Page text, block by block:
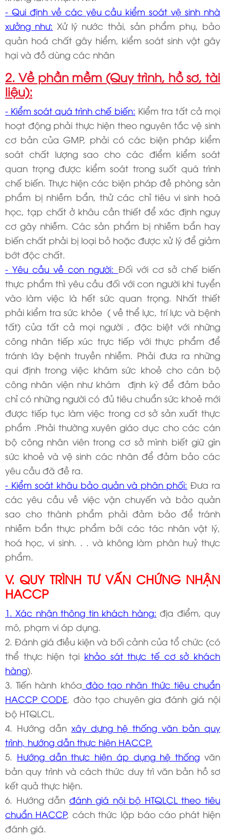
- Qui định về các yêu cầu kiểm soát vệ sinh nhà
xưởng như: Xử lý nước thải, sản phẩm phụ, bảo
quản hoá chất gây hiểm, kiểm soát sinh vật gây
hại và đồ dùng các nhân
2. Về phần mềm (Quy trình, hồ sơ, tài
liệu):
- Kiểm soát quá trình chế biến: Kiểm tra tất cả mọi
hoạt động phải thực hiện theo nguyên tắc vệ sinh
cơ bản của GMP, phải có các biện pháp kiểm
soát chất lượng sao cho các điểm kiểm soát
quan trọng được kiểm soát trong suốt quá trình
chế biến. Thực hiện các biện pháp đề phòng sản
phẩm bị nhiễm bẩn, thử các chỉ tiêu vi sinh hoá
học, tạp chất ở khâu cần thiết để xác định nguy
cơ gây nhiễm. Các sản phẩm bị nhiễm bẩn hay
biến chất phải bị loại bỏ hoặc được xử lý để giảm
bớt độc chất.
- Yêu cầu về con người: Đối với cơ sở chế biến
thực phẩm thì yêu cầu đối với con người khi tuyển
vào làm việc là hết sức quan trọng. Nhất thiết
phải kiểm tra sức khỏe ( về thể lực, trí lực và bệnh
tất) của tất cả mọi người , đặc biệt với những
công nhân tiếp xúc trực tiếp với thực phẩm để
tránh lây bệnh truyền nhiễm. Phải đưa ra những
qui định trong việc khám sức khoẻ cho cán bộ
công nhân viện như khám định kỳ để đảm bảo
chỉ có những người có đủ tiêu chuẩn sức khoẻ mới
được tiếp tục làm việc trong cơ sở sản xuất thực
phẩm .Phải thường xuyên giáo dục cho các cán
bộ công nhân viên trong cơ sở mình biết giữ gìn
sức khoẻ và vệ sinh các nhân để đảm bảo các
yêu cầu đã đề ra.
- Kiểm soát khâu bảo quản và phân phối: Đưa ra
các yêu cầu về việc vận chuyến và bảo quản
sao cho thành phẩm phải đảm bảo để tránh
nhiễm bẩn thực phẩm bởi các tác nhân vật lý,
hoá học, vi sinh. . . và không làm phân huỷ thực
phẩm.
V. QUY TRÌNH TƯ VẤN CHỨNG NHẬN
HACCP
1. Xác nhận thông tin khách hàng: địa điểm, quy
mô, phạm vi áp dụng.
2. Đánh giá điều kiện và bối cảnh của tổ chức (có
thể thực hiện tại khảo sát thực tế cơ sở khách
hàng).
3. Tiến hành khóa đào tạo nhận thức tiêu chuẩn
HACCP CODE , đào tạo chuyên gia đánh giá nội
bộ HTQLCL.
4. Hướng dẫn xây dựng hệ thống văn bản quy
trình, hướng dẫn thực hiện HACCP.
5. Hướng dẫn thực hiện áp dụng hệ thống văn
bản quy trình và cách thức duy trì văn bản hồ sơ
kết quả thực hiện.
6. Hướng dẫn đánh giá nội bộ HTQLCL theo tiêu
chuẩn HACCP, cách thức lập báo cáo phát hiện
đánh giá.